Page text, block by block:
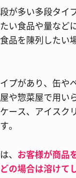
が多い多段タ
い食品や量など
品を陳列した
プがあり、缶
や惣菜屋で用い
ース、アイス
。
、 お客様が商品
の場合は溶けて